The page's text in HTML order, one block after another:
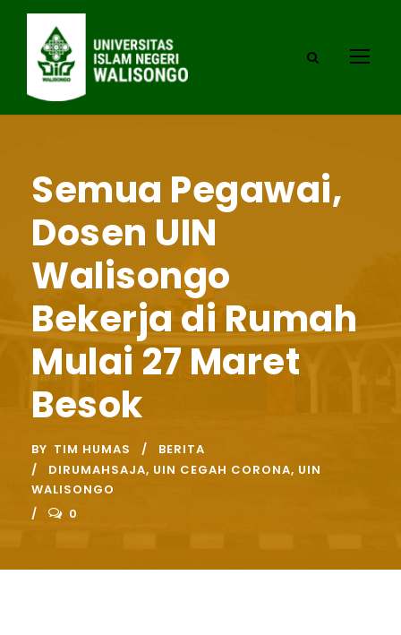
Semua Pegawai,
Dosen UIN
Walisongo
Bekerja di Rumah
Mulai 27 Maret
Besok
BY TIM HUMAS
BERITA
DIRUMAHSAJA, UIN CEGAH CORONA, UIN
WALISONGO
0